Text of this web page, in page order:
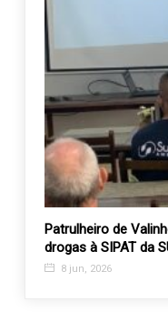
Patrulheiro de
drogas à SIPAT da
8 jun, 2026